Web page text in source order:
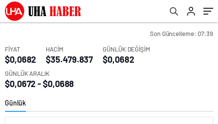
Son Güncelleme: 07:39
FİYAT
$0,0682
HACİM
$35.479.837
GÜNLÜK DEĞİŞİM
$0,0682
GÜNLÜK ARALIK
$0,0672 - $0,0688
Günlük